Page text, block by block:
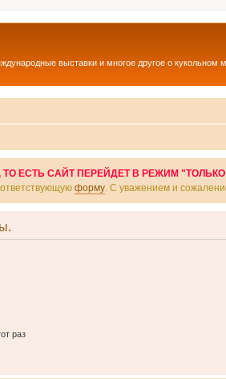
выставки и многое другое о
ЕСТЬ САЙТ ПЕРЕЙДЕТ В РЕЖИМ "ТОЛЬКО
форму . С уважением и
раз